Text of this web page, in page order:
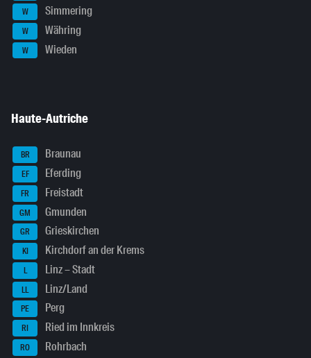
W Simmering
W Währing
W Wieden
Haute-Autriche
BR Braunau
EF Eferding
FR Freistadt
GM Gmunden
GR Grieskirchen
KI Kirchdorf an der Krems
L Linz – Stadt
LL Linz/Land
PE Perg
RI Ried im Innkreis
RO Rohrbach